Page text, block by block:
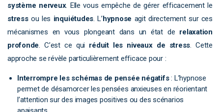
système nerveux. Elle vous empêche de gérer efficacement le
stressou les inquiétudes. L’hypnose agit directement sur ces
mécanismes en vous plongeant dans un état de relaxation
profonde. C’est ce qui réduit les niveaux de stress. Cette
approche se révèle particulièrement efficace pour :
Interrompre les schémas de pensée négatifs: L’hypnose
permet de désamorcer les pensées anxieuses en réorientant
l’attention sur des images positives ou des scénarios